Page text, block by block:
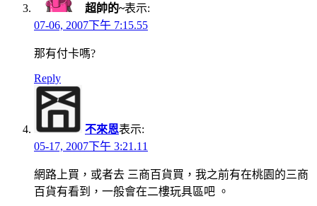
超帥的~表示:
07-06, 2007下午 7:15.55
那有付卡嗎?
Reply
不來恩表示:
05-17, 2007下午 3:21.11
網路上買，或者去 三商百貨買，我之前有在桃園的三商
百貨有看到，一般會在二樓玩具區吧 。